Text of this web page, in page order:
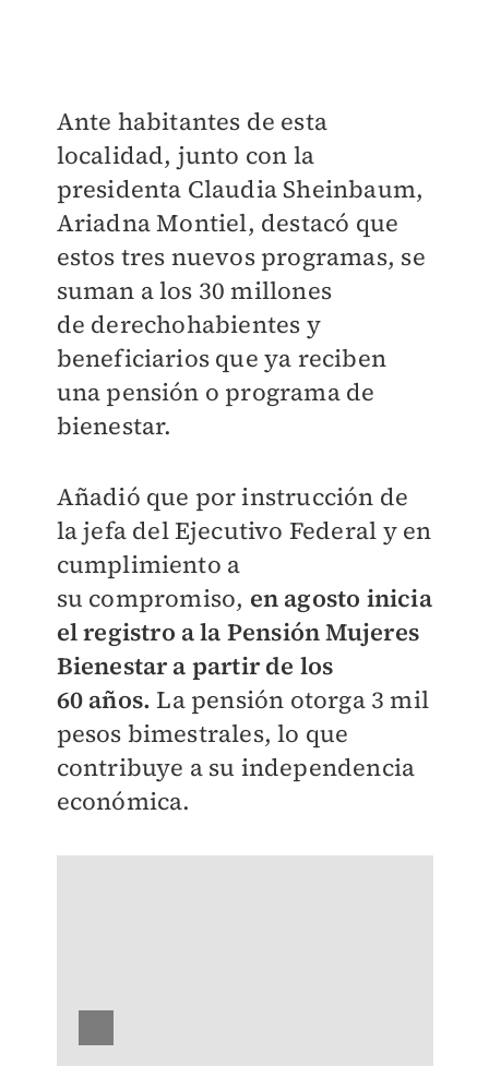
Ante habitantes de esta
localidad, junto con la
presidenta Claudia Sheinbaum,
AriadnaMontiel, destacó que
estos tres nuevos programas, se
suman a los 30 millones
de derechohabientes y
beneficiarios que ya reciben
una pensión o programa de
bienestar.
Añadió que por instrucción de
la jefa del Ejecutivo Federal y en
cumplimiento a
su compromiso, en agosto inicia
el registro a la Pensión Mujeres
Bienestar a partir de los
60 años. La pensión otorga 3 mil
pesos bimestrales, lo que
contribuye a su independencia
económica.